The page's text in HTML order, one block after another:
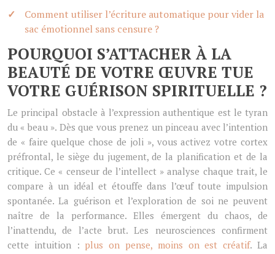
Comment utiliser l’écriture automatique pour vider la
sac émotionnel sans censure ?
POURQUOI S’ATTACHER À LA
BEAUTÉ DE VOTRE ŒUVRE TUE
VOTRE GUÉRISON SPIRITUELLE ?
Le principal obstacle à l’expression authentique est le tyran
du « beau ». Dès que vous prenez un pinceau avec l’intention
de « faire quelque chose de joli », vous activez votre cortex
préfrontal, le siège du jugement, de la planification et de la
critique. Ce « censeur de l’intellect » analyse chaque trait, le
compare à un idéal et étouffe dans l’œuf toute impulsion
spontanée. La guérison et l’exploration de soi ne peuvent
naître de la performance. Elles émergent du chaos, de
l’inattendu, de l’acte brut. Les neurosciences confirment
cette intuition : plus on pense, moins on est créatif. La